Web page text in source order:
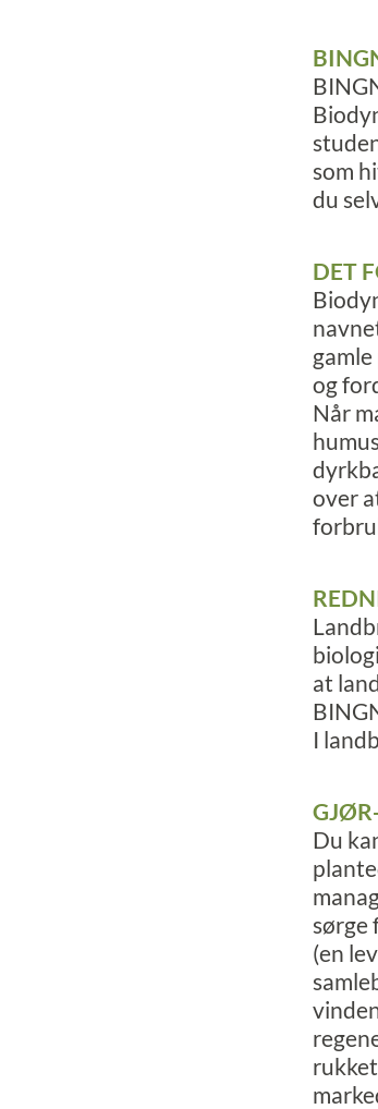
som
du
DET
og
Når
over
at
I
Du
sørge
(en